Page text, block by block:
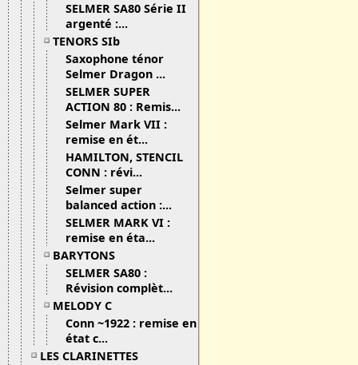
SELMER SA80 Série II
argenté :...
TENORS SIb
Saxophone ténor
Selmer Dragon ...
SELMER SUPER
ACTION 80 : Remis...
Selmer Mark VII :
remise en ét...
HAMILTON, STENCIL
CONN : révi...
Selmer super
balanced action :...
SELMER MARK VI :
remise en éta...
BARYTONS
SELMER SA80 :
Révision complèt...
MELODY C
Conn ~1922 : remise en
état c...
LES CLARINETTES